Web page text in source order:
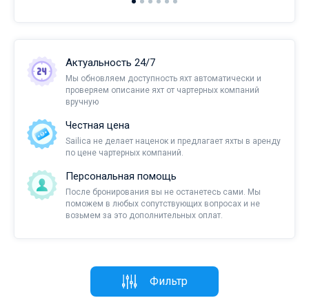
Актуальность 24/7
Мы обновляем доступность яхт автоматически и
проверяем описание яхт от чартерных компаний
вручную
Честная цена
Sailica не делает наценок и предлагает яхты в аренду
по цене чартерных компаний.
Персональная помощь
После бронирования вы не останетесь сами. Мы
поможем в любых сопутствующих вопросах и не
возьмем за это дополнительных оплат.
Фильтр